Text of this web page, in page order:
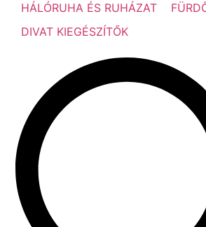
HÁLÓRUHA ÉS RUHÁZAT
DIVAT KIEGÉSZÍTŐK